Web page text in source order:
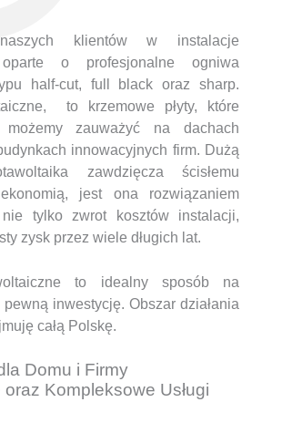
naszych klientów w instalacje
oparte o profesjonalne ogniwa
half-cut, full black oraz sharp.
to krzemowe płyty, które
zauważyć na dachach
innowacyjnych firm. Dużą
zawdzięcza ścisłemu
jest ona rozwiązaniem
nie tylko zwrot kosztów instalacji,
zysk przez wiele długich lat.
to idealny sposób na
inwestycję. Obszar działania
całą Polskę.
Domu i Firmy
Kompleksowe Usługi